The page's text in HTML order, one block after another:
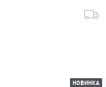
НОВИНКА